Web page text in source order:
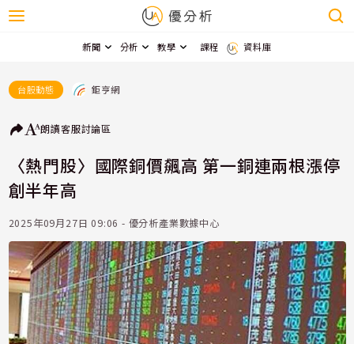
新聞 分析 教學 課程 資料庫
台股動態 鉅亨網
朗讀客服討論區
〈熱門股〉國際銅價飆高 第一銅連兩根漲停
創半年高
2025年09月27日 09:06 - 優分析產業數據中心